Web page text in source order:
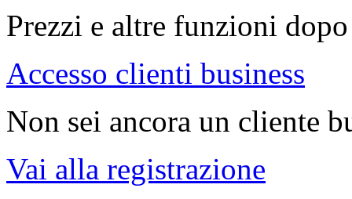
Prezzi e altre funzioni
Accesso clienti business
Non sei ancora un cliente
Vai alla registrazione